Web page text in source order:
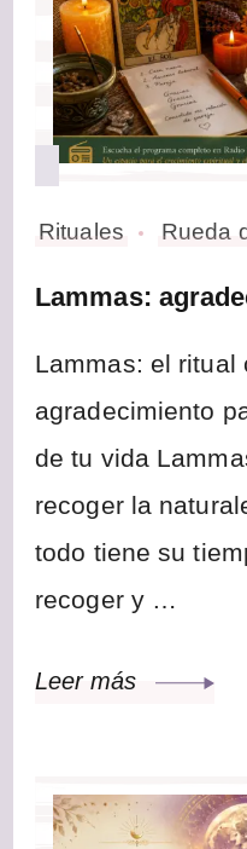
Rituales Rueda
Lammas:
Lammas: el ritual
agradecimiento
de tu vida
recoger la
todo tiene su
recoger y …
Leer más